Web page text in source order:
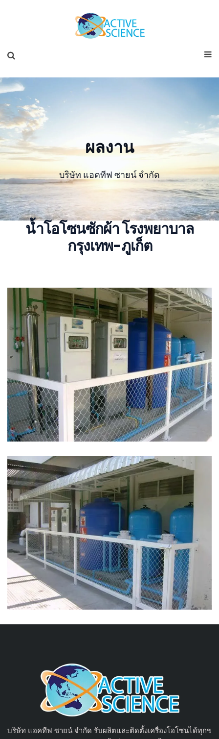
ผลงาน
บริษัท แอคทีฟ ซายน์ จำกัด
น้ำโอโซนซักผ้า โรงพยาบาล
กรุงเทพ-ภูเก็ต
บริษัท แอคทีฟ ซายน์ จำกัด รับผลิตและติดตั้งเครื่องโอโซนได้ทุกข